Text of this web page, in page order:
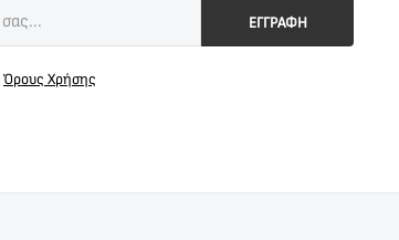
ΕΓΓΡΑΦΗ
Όρους Χρήσης